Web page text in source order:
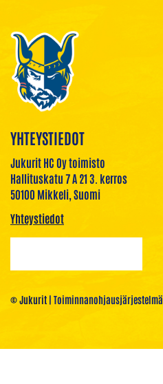
YHTEYSTIEDOT
Jukurit HC Oy toimisto
Hallituskatu 7 A 21 3. kerros
50100 Mikkeli, Suomi
Yhteystiedot
© Jukurit | Toiminnanohjausjärjestelmä